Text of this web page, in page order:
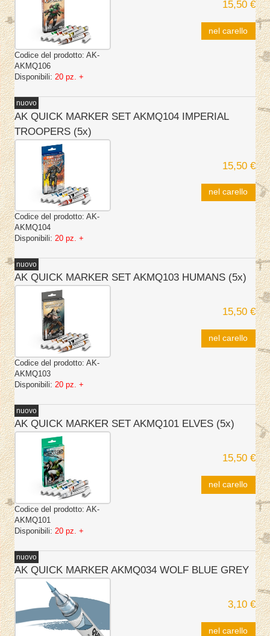
Codice del prodotto: AK-
AKMQ106
Disponibili: 20 pz. +
15,50 €
nel carello
AK QUICK MARKER SET AKMQ104 IMPERIAL
TROOPERS (5x)
Codice del prodotto: AK-
AKMQ104
Disponibili: 20 pz. +
15,50 €
nel carello
nuovo
AK QUICK MARKER SET AKMQ103 HUMANS (5x)
Codice del prodotto: AK-
AKMQ103
Disponibili: 20 pz. +
15,50 €
nel carello
nuovo
AK QUICK MARKER SET AKMQ101 ELVES (5x)
Codice del prodotto: AK-
AKMQ101
Disponibili: 20 pz. +
15,50 €
nel carello
nuovo
AK QUICK MARKER AKMQ034 WOLF BLUE GREY
3,10 €
nel carello
nuovo